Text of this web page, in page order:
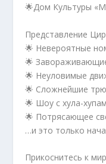
🌟Дом Культуры
Представление
🌟 Невероятные
🌟
🌟 Неуловимые
🌟 Сложнейшие
🌟 Шоу с хула-
🌟 Потрясающее
…и это только
Прикоснитесь к